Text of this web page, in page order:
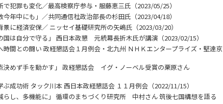
犯罪も変化／最高検察庁参与・服藤恵三氏（2023/05/25）
年中にも」／共同通信社政治部長の杉田氏（2023/04/18）
に経済安保／ ニッセイ基礎研究所の矢嶋氏（2023/03/20）
は自分で守る」 西日本政懇 元統幕長折木氏が講演（2023/02/15）
間との闘い 政経懇話会１月例会・北九州 ＮＨＫエンタープライズ・堅達京
めず手を動かす」 政経懇話会 イグ・ノーベル受賞の栗原さん
成功術 タック川本 西日本政経懇話会 １１月例会（2022/11/15）
し、多機能に」 循環のまちづくり研究所 中村さん 筑後七国構想を語る